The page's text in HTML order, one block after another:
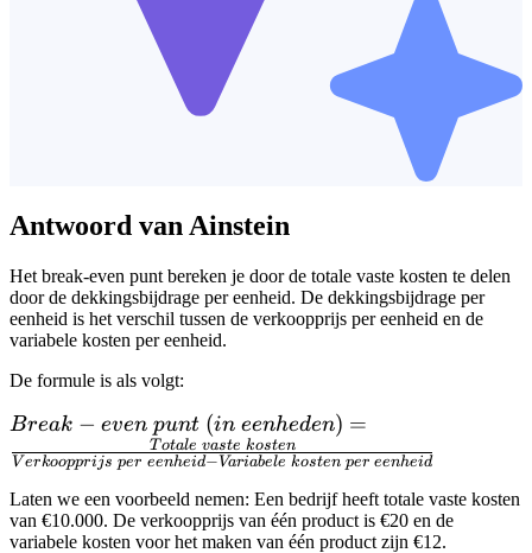
Antwoord van Ainstein
Het break-even punt bereken je door de totale vaste kosten te delen
door de dekkingsbijdrage per eenheid. De dekkingsbijdrage per
eenheid is het verschil tussen de verkoopprijs per eenheid en de
variabele kosten per eenheid.
De formule is als volgt:
Break-even\
punt\ (in\
eenheden) =
\frac{Totale\
vaste\ kosten}
Break − even punt (in eenheden) =
V erkoopprijs per eenheid− Variabele kosten per eenheid
Totale vaste kosten
Laten we een voorbeeld nemen: Een bedrijf heeft totale vaste kosten
van €10.000. De verkoopprijs van één product is €20 en de
variabele kosten voor het maken van één product zijn €12.